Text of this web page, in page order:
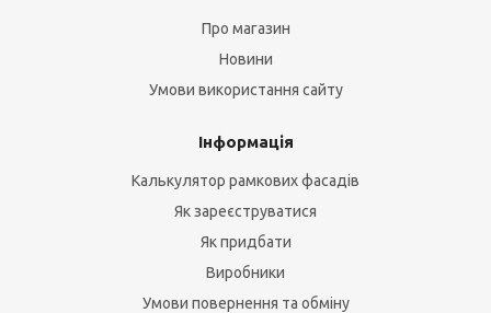
Про магазин
Новини
Умови використання сайту
Інформація
Калькулятор рамкових фасадів
Як зареєструватися
Як придбати
Виробники
Умови повернення та обміну